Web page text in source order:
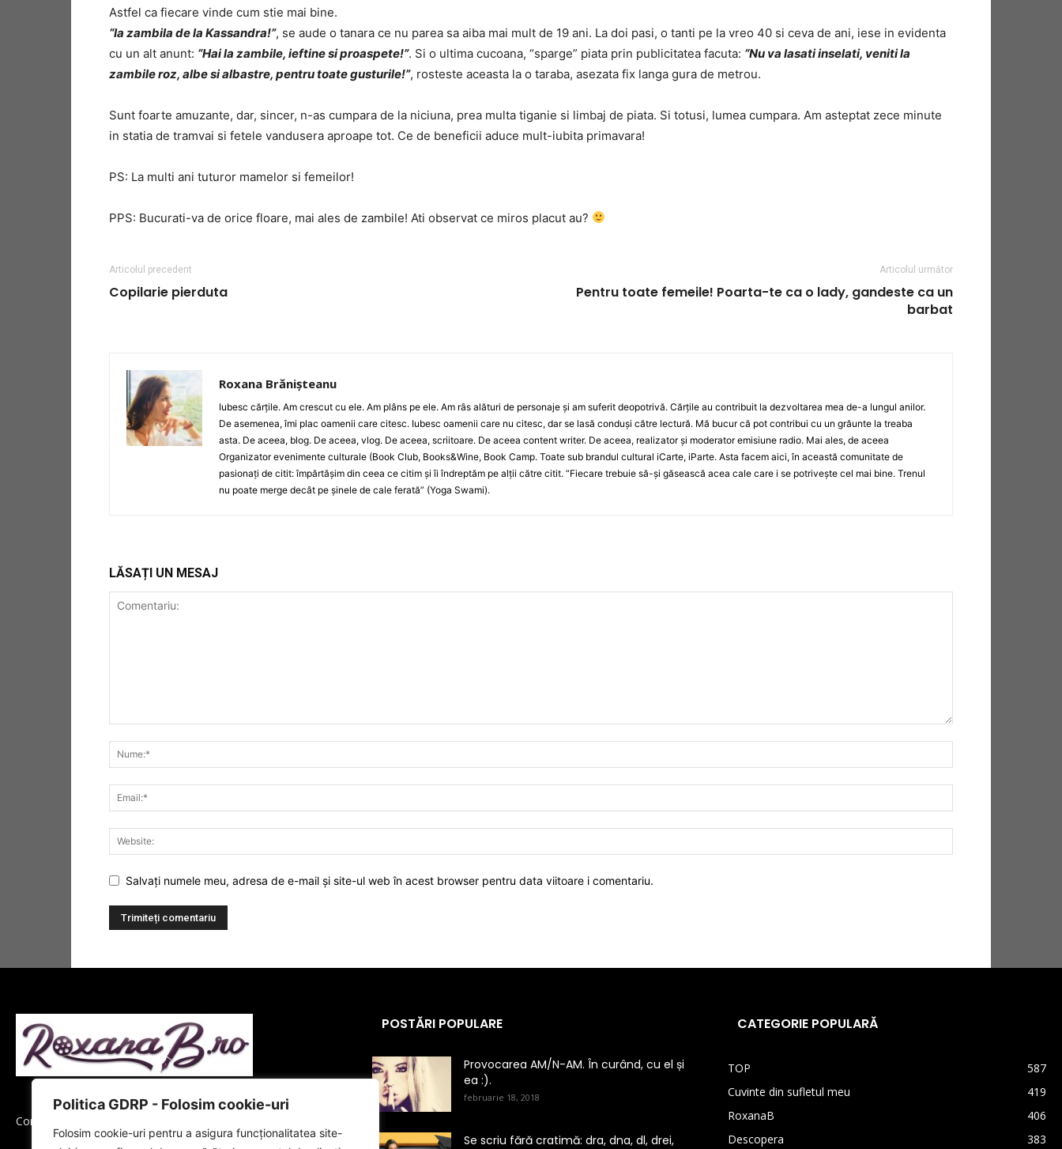
Politica GDRP - Folosim cookie-uri
Folosim cookie-uri pentru a asigura funcționalitatea site-
Astfel ca fiecare vinde cum stie mai bine.
“Ia zambila de la Kassandra!”, se aude o tanara ce nu parea sa aiba mai mult de 19 ani. La doi pasi, o tanti pe la vreo 40 si ceva de ani, iese in evidenta
cu un alt anunt: “Hai la zambile, ieftine si proaspete!”. Si o ultima cucoana, “sparge” piata prin publicitatea facuta: “Nu va lasati inselati, veniti la
zambile roz, albe si albastre, pentru toate gusturile!”, rosteste aceasta la o taraba, asezata fix langa gura de metrou.
Sunt foarte amuzante, dar, sincer, n-as cumpara de la niciuna, prea multa tiganie si limbaj de piata. Si totusi, lumea cumpara. Am asteptat zece minute
in statia de tramvai si fetele vandusera aproape tot. Ce de beneficii aduce mult-iubita primavara!
PS: La multi ani tuturor mamelor si femeilor!
PPS: Bucurati-va de orice floare, mai ales de zambile! Ati observat ce miros placut au?
Articolul precedent
Copilarie pierduta
Articolul următor
Pentru toate femeile! Poarta-te ca o lady, gandeste ca un
barbat
Roxana Brănișteanu
Iubesc cărțile. Am crescut cu ele. Am plâns pe ele. Am râs alături de personaje și am suferit deopotrivă. Cărțile au contribuit la dezvoltarea mea de-a lungul anilor.
De asemenea, îmi plac oamenii care citesc. Iubesc oamenii care nu citesc, dar se lasă conduși către lectură. Mă bucur că pot contribui cu un grăunte la treaba
asta. De aceea, blog. De aceea, vlog. De aceea, scriitoare. De aceea content writer. De aceea, realizator și moderator emisiune radio. Mai ales, de aceea
Organizator evenimente culturale (Book Club, Books&Wine, Book Camp. Toate sub brandul cultural iCarte, iParte. Asta facem aici, în această comunitate de
pasionați de citit: împărtășim din ceea ce citim și îi îndreptăm pe alții către citit. “Fiecare trebuie să-și găsească acea cale care i se potrivește cel mai bine. Trenul
nu poate merge decât pe șinele de cale ferată” (Yoga Swami).
LĂSAȚI UN MESAJ
Salvați numele meu, adresa de e-mail și site-ul web în acest browser pentru data viitoare i comentariu.
Contactați-ne:
POSTĂRI POPULARE
Provocarea AM/N-AM. În curând, cu el și
ea :).
februarie 18, 2018
Se scriu fără cratimă: dra, dna, dl, drei,
CATEGORIE POPULARĂ
TOP
587
Cuvinte din sufletul meu
419
RoxanaB
406
Descopera
383